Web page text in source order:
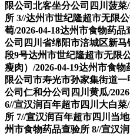
限公司北客坐分公司四川菠菜
所 3//达州市世纪隆超市无限
萄/2026-04-18达州市食物药
公司四川省绵阳市涪城区新
段9号达州市世纪隆超市无限
瘦肉）/2026-04-19达州市食
限公司市寿光市孙家集街道
公司仁和分公司四川黄瓜/
6//宣汉润百年超市四川大白菜
所 7//宣汉润百年超市四川当
州市食物药品查验所 8//宣汉